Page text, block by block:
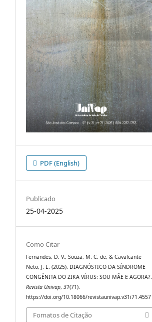
PDF (English)
Publicado
25-04-2025
Como Citar
Fernandes, D. V., Souza, M. C. de, & Cavalcante
Neto, J. L. (2025). DIAGNÓSTICO DA SÍNDROME
CONGÊNITA DO ZIKA VÍRUS: SOU MÃE E AGORA?.
Revista Univap,31(71).
https://doi.org/10.18066/revistaunivap.v31i71.4557
Fomatos de Citação